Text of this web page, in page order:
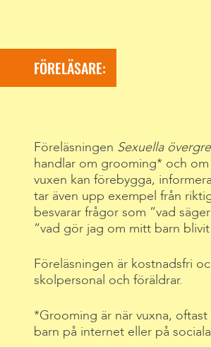
FÖRELÄSARE:
Föreläsningen Sexuella
handlar om grooming* och
vuxen kan förebygga,
tar även upp exempel från
besvarar frågor som ”vad
”vad gör jag om mitt barn blivit
Föreläsningen är kostnadsfri
skolpersonal och föräldrar.
*Grooming är när vuxna,
barn på internet eller på